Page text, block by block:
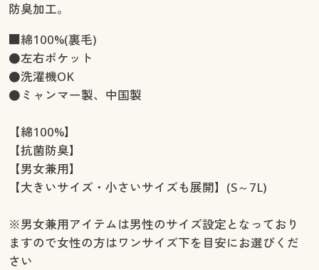
防臭加工。
■綿100%(裏毛)
●左右ポケット
●洗濯機OK
●ミャンマー製、中国製
【綿100%】
【抗菌防臭】
【男女兼用】
【大きいサイズ・小さいサイズも展開】(S～7L)
※男女兼用アイテムは男性のサイズ設定となっており
ますので女性の方はワンサイズ下を目安にお選びくだ
さい